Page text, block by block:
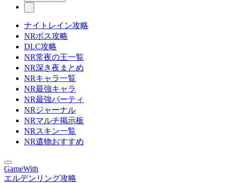
ナイトレイン攻略
NRボス攻略
DLC攻略
NR常夜の王一覧
NR深き夜まとめ
NRキャラ一覧
NR最強キャラ
NR最強パーティ
NRジャーナル
NRマルチ掲示板
NRスキン一覧
NR遺物おすすめ
GameWith
エルデンリング攻略